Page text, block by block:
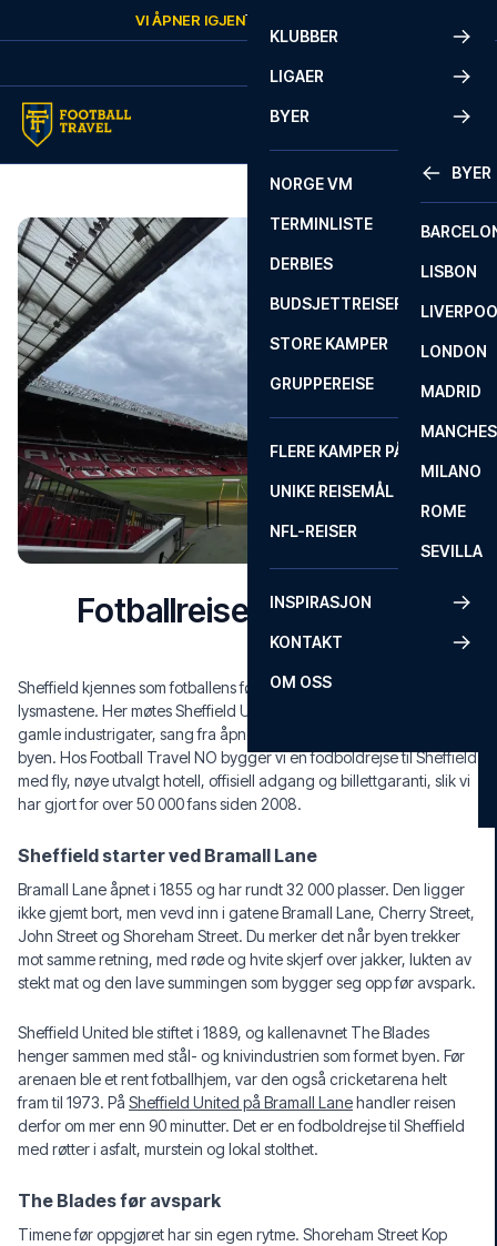
VI ÅPNER IGJENTORSDAG
KLUBBER
LIGAER
BYER
BYER
LISBON
LONDON
MADRID
MILANO
ROME
SEVILLA
NORGE VM
TERMINLISTE
DERBIES
BUDSJETTREISER
STORE KAMPER
GRUPPEREISE
FLERE KAMPER PÅ ÉN REISE
UNIKE REISEMÅL
NFL-REISER
INSPIRASJON
KONTAKT
OM OSS
Fotballreise til Sheffield
Sheffield kjennes som fotballens fødested allerede før du ser
lysmastene. Her møtes Sheffield United, Sheffield Wednesday,
gamle industrigater, sang fra åpne dører, og Bramall Lane midt i
byen. Hos Football Travel NO bygger vi en fodboldrejse til Sheffield
med fly, nøye utvalgt hotell, offisiell adgang og billettgaranti, slik vi
har gjort for over 50 000 fans siden 2008.
Sheffield starter ved Bramall Lane
Bramall Lane åpnet i 1855 og har rundt 32 000 plasser. Den ligger
ikke gjemt bort, men vevd inn i gatene Bramall Lane, Cherry Street,
John Street og Shoreham Street. Du merker det når byen trekker
mot samme retning, med røde og hvite skjerf over jakker, lukten av
stekt mat og den lave summingen som bygger seg opp før avspark.
Sheffield United ble stiftet i 1889, og kallenavnet The Blades
henger sammen med stål- og knivindustrien som formet byen. Før
arenaen ble et rent fotballhjem, var den også cricketarena helt
fram til 1973. På Sheffield United på Bramall Lanehandler reisen
derfor om mer enn 90 minutter. Det er en fodboldrejse til Sheffield
med røtter i asfalt, murstein og lokal stolthet.
The Blades før avspark
Timene før oppgjøret har sin egen rytme. Shoreham Street Kop